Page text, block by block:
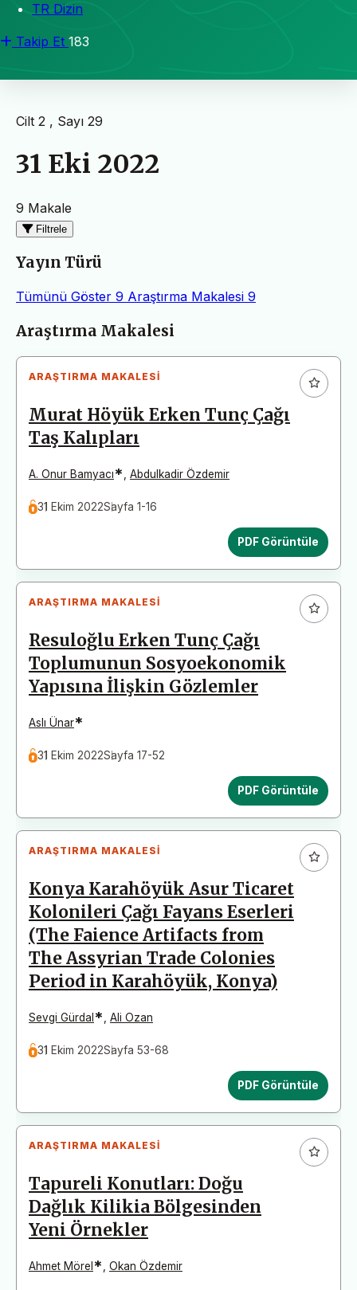
TR Dizin
Takip Et 183
Cilt 2 , Sayı 29
31 Eki 2022
9 Makale
Filtrele
Yayın Türü
Tümünü Göster 9 Araştırma Makalesi 9
Makaleler
Araştırma Makalesi
ARAŞTIRMA MAKALESI
Murat Höyük Erken Tunç Çağı
Taş Kalıpları
A. Onur Bamyacı* Abdulkadir Özdemir
31 Ekim 2022Sayfa 1-16
PDF Görüntüle
ARAŞTIRMA MAKALESI
Resuloğlu Erken Tunç Çağı
Toplumunun Sosyoekonomik
Yapısına İlişkin Gözlemler
Aslı Ünar*
31 Ekim 2022Sayfa 17-52
PDF Görüntüle
ARAŞTIRMA MAKALESI
Konya Karahöyük Asur Ticaret
Kolonileri Çağı Fayans Eserleri
(The Faience Artifacts from
The Assyrian Trade Colonies
Period in Karahöyük, Konya)
Sevgi Gürdal * Ali Ozan
31 Ekim 2022Sayfa 53-68
PDF Görüntüle
ARAŞTIRMA MAKALESI
Tapureli Konutları: Doğu
Dağlık Kilikia Bölgesinden
Yeni Örnekler
Ahmet Mörel * Okan Özdemir